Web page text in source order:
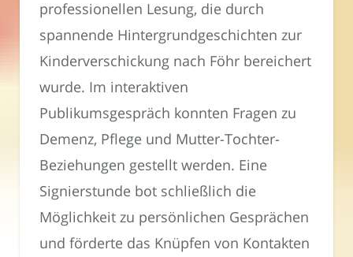
professionellen Lesung, die durch
spannende Hintergrundgeschichten zur
Kinderverschickung nach Föhr bereichert
wurde. Im interaktiven
Publikumsgespräch konnten Fragen zu
Demenz, Pflege und Mutter-Tochter-
Beziehungen gestellt werden. Eine
Signierstunde bot schließlich die
Möglichkeit zu persönlichen Gesprächen
und förderte das Knüpfen von Kontakten